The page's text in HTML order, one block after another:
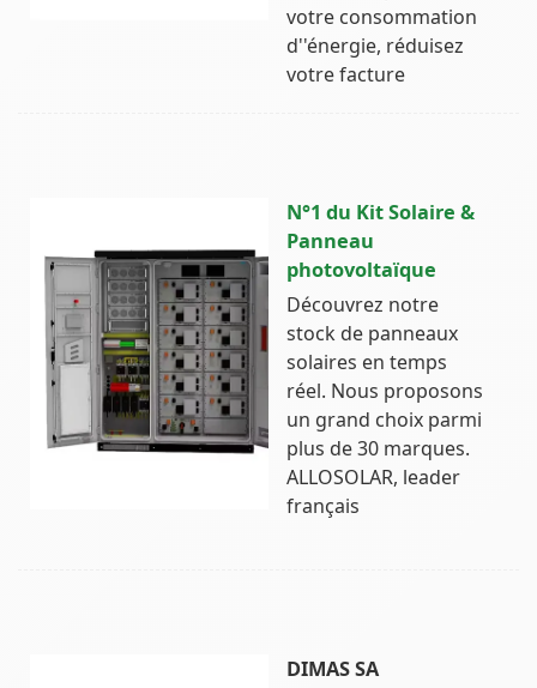
votre consommation
d''énergie, réduisez
votre facture
N°1 du Kit Solaire &
Panneau
photovoltaïque
Découvrez notre
stock de panneaux
solaires en temps
réel. Nous proposons
un grand choix parmi
plus de 30 marques.
ALLOSOLAR, leader
français
DIMAS SA